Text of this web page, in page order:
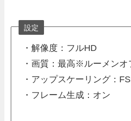
設定
・解像度：フルHD
・画質：最高※ルーメンオ
・アップスケーリング：
・フレーム生成：オン